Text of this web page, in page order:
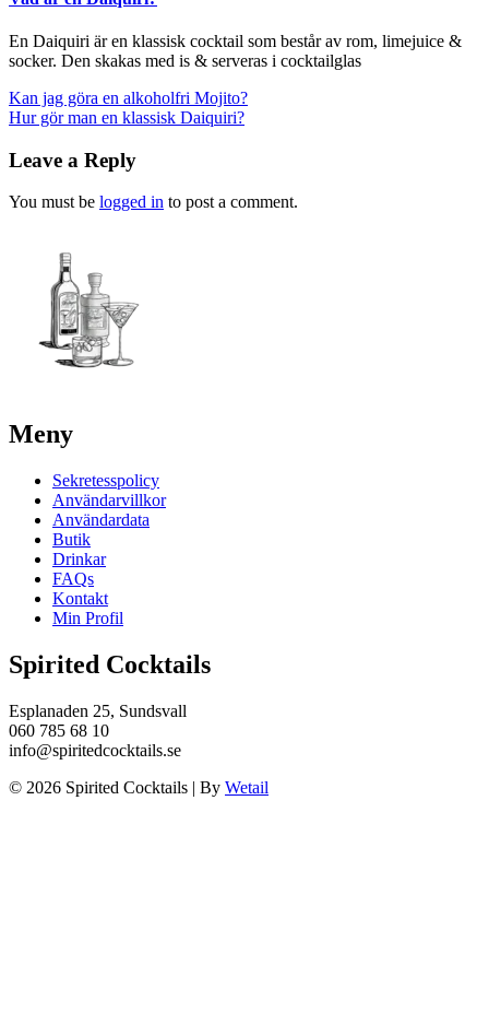
En Daiquiri är en klassisk cocktail som består av rom, limejuice &
socker. Den skakas med is & serveras i cocktailglas
Post
navigation
Kan jag göra en alkoholfri Mojito?
Hur gör man en klassisk Daiquiri?
Leave a Reply
You must be logged in to post a comment.
Meny
Sekretesspolicy
Användarvillkor
Användardata
Butik
Drinkar
FAQs
Kontakt
Min Profil
Spirited Cocktails
Esplanaden 25, Sundsvall
060 785 68 10
info@spiritedcocktails.se
© 2026 Spirited Cocktails | By Wetail